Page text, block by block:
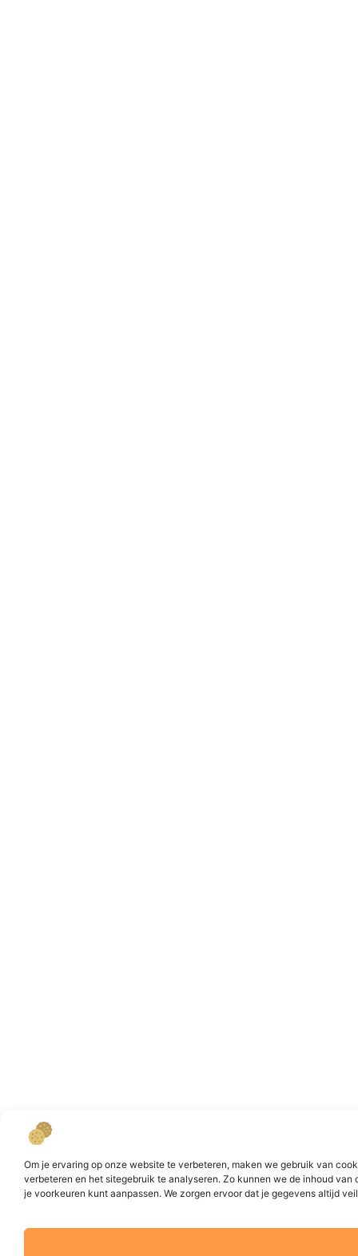
Om je ervaring op onze website te verbeteren, maken we gebruik van
verbeteren en het sitegebruik te analyseren. Zo kunnen we de inhoud
je voorkeuren kunt aanpassen. We zorgen ervoor dat je gegevens altijd